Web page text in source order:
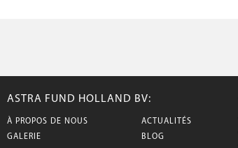
ASTRA FUND HOLLAND BV:
À PROPOS DE NOUS
GALERIE
ACTUALITÉS
BLOG